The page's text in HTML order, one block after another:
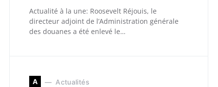
Actualité à la une: Roosevelt Réjouis, le
directeur adjoint de l’Administration générale
des douanes a été enlevé le…
A Actualités